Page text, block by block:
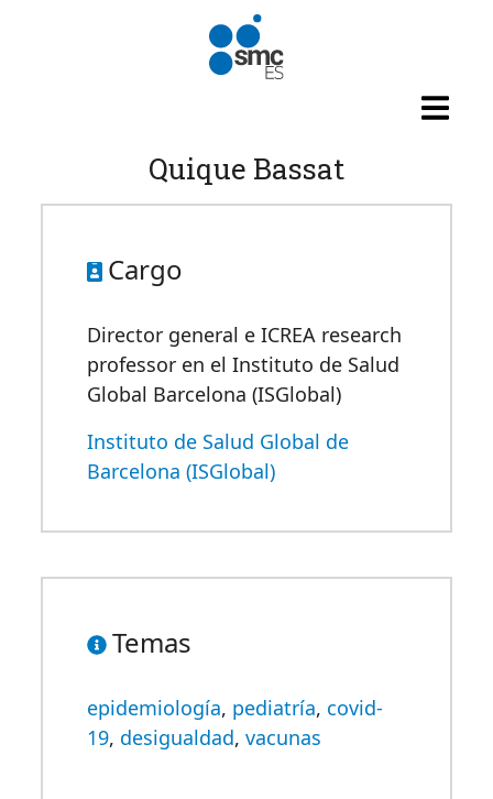
Pasar al contenido principal
Quique Bassat
Cargo
Director general e ICREA research
professor en el Instituto de Salud
Global Barcelona (ISGlobal)
Instituto de Salud Global de
Barcelona (ISGlobal)
Temas
epidemiología, pediatría, covid-
19, desigualdad, vacunas